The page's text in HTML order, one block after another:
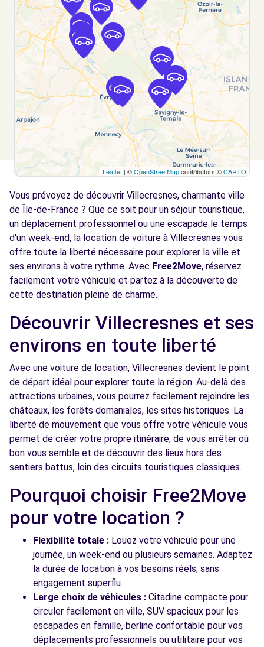
COMBS-LA-VILLE, 77380
Voir l'agence
Free2Move Rent - GARAGE BEAUREPAIRE -
ST-MAUR-DES-FOSSES (C)
8.1
km
4 AVENUE RASPAIL
ST-MAUR-DES-FOSSES, 94100
Free2Move Rent - AUTOMOBILES DU
8.6
km
13 PLACE AMEDEE SOUPAULT
VILLENEUVE-LE-ROI, 94290
Voir l'agence
Free2Move Rent - GARAGE DUPLEIX -
CHOISY-LE-ROI (C)
9.7
80 AVENUE ANATOLE FRANCE
CHOISY-LE-ROI, 94600
Voir l'agence
Free2Move Rent - TRUJAS PARIS EST
CRETEIL - CRETEIL (C)
10.3
89 AVENUE DU GENERAL DE GAULLE
CRETEIL, 94000
Free2move Rent - DS STORE CRETEIL -
CRETEIL (DS)
10.4
CRETEIL, 94000
Voir l'agence
Voir toutes les agences
Leaflet | ©OpenStreetMapcontributors ©CARTO
Vous prévoyez de découvrir Villecresnes, charmante ville
de Île-de-France ? Que ce soit pour un séjour touristique,
un déplacement professionnel ou une escapade le temps
d'un week-end, la location de voiture à Villecresnes vous
offre toute la liberté nécessaire pour explorer la ville et
ses environs à votre rythme. Avec Free2Move, réservez
facilement votre véhicule et partez à la découverte de
cette destination pleine de charme.
Découvrir Villecresnes et ses
environs en toute liberté
Avec une voiture de location, Villecresnes devient le point
de départ idéal pour explorer toute la région. Au-delà des
attractions urbaines, vous pourrez facilement rejoindre les
châteaux, les forêts domaniales, les sites historiques. La
liberté de mouvement que vous offre votre véhicule vous
permet de créer votre propre itinéraire, de vous arrêter où
bon vous semble et de découvrir des lieux hors des
sentiers battus, loin des circuits touristiques classiques.
Pourquoi choisir Free2Move
pour votre location ?
Flexibilité totale : Louez votre véhicule pour une
journée, un week-end ou plusieurs semaines. Adaptez
la durée de location à vos besoins réels, sans
engagement superflu.
Large choix de véhicules : Citadine compacte pour
circuler facilement en ville, SUV spacieux pour les
escapades en famille, berline confortable pour vos
déplacements professionnels ou utilitaire pour vos